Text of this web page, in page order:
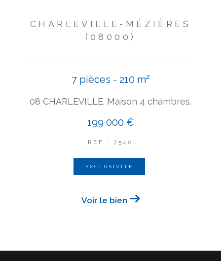
CHARLEVILLE-MÉZIÈRES
(08000)
7 pièces - 210 m²
08 CHARLEVILLE. Maison 4 chambres.
199 000 €
REF : 7540
EXCLUSIVITÉ
Voir le bien